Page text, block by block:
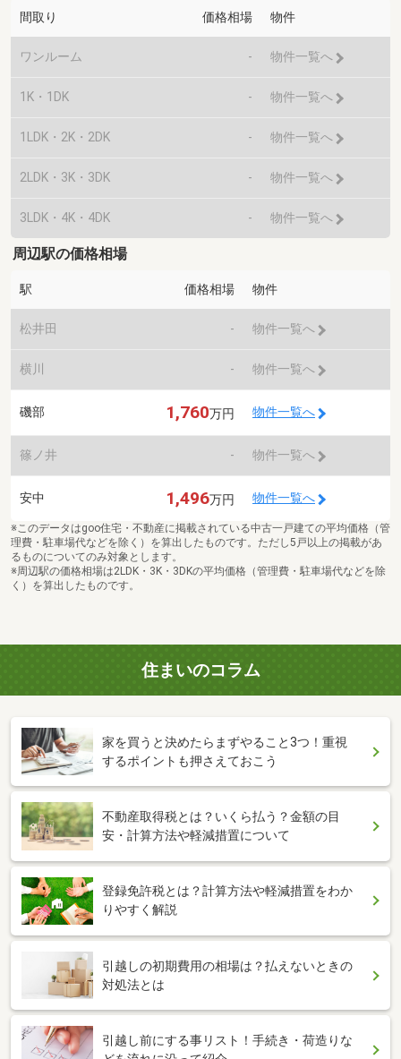
間取り 価格相場 物件
ワンルーム - 物件一覧へ
1K・1DK - 物件一覧へ
1LDK・2K・2DK - 物件一覧へ
2LDK・3K・3DK - 物件一覧へ
3LDK・4K・4DK - 物件一覧へ
周辺駅の価格相場
駅 価格相場 物件
松井田 - 物件一覧へ
横川 - 物件一覧へ
磯部 1,760万円 物件一覧へ
篠ノ井 - 物件一覧へ
安中 1,496万円 物件一覧へ
※このデータはgoo住宅・不動産に掲載されている中古一戸建ての平均価格（管
理費・駐車場代などを除く）を算出したものです。ただし5戸以上の掲載があ
るものについてのみ対象とします。
※周辺駅の価格相場は2LDK・3K・3DKの平均価格（管理費・駐車場代などを除
く）を算出したものです。
住まいのコラム
家を買うと決めたらまずやること3つ！重視
するポイントも押さえておこう
不動産取得税とは？いくら払う？金額の目
安・計算方法や軽減措置について
登録免許税とは？計算方法や軽減措置をわか
りやすく解説
引越しの初期費用の相場は？払えないときの
対処法とは
引越し前にする事リスト！手続き・荷造りな